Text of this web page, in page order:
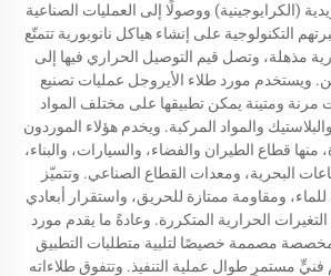
(الكرايوجينية) ووصولًا إلى العمليات الصناعية
التكنولوجية على إنشاء هياكل نانوبورية تتمتّع
مذهلة، وتصل قيم التوصيل الحراري فيها إلى
ويستخدم مورد طلاء الأيروجل عمليات تصنيع
مرنة ومتينة يمكن تطبيقها على مختلف المواد
والمواد المركبة. ويخدم هؤلاء الموردون
قطاع الطيران والفضاء، والسيارات، والبناء،
البحرية، ومعدات القطاع الصناعي. وتتميّز
ومقاومة ممتازة للحريق، واستقرار أبعادي
الحرارية المتكررة. وعادةً ما يقدم مورد
مخصصة مصممة خصيصًا لتلبية متطلبات التطبيق
فنيٍّ مستمرٍ طوال عملية التنفيذ. وتتفوق طلاءاته